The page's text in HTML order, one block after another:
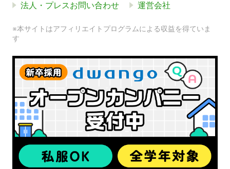
法人・プレスお問い合わせ 運営会社
※本サイトはアフィリエイトプログラムによる収益を得ていま
す